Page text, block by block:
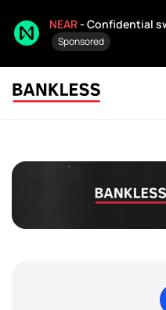
NEAR- Confidential
Sponsored